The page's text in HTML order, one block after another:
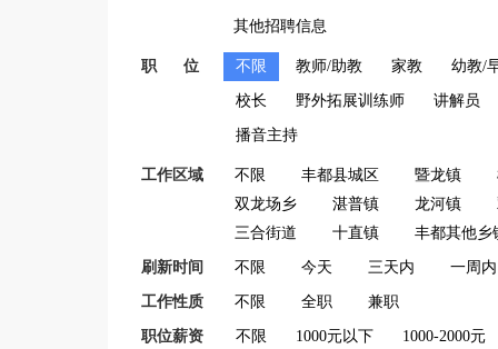
其他招聘信息
职 位 不限 教师/助教 家教 幼教/
校长 野外拓展训练师 讲解员
播音主持
工作区域 不限 丰都县城区 暨龙镇
双龙场乡
湛普镇 龙河镇
三合街道
十直镇 丰都其他乡
刷新时间 不限 今天 三天内 一周内
工作性质 不限 全职 兼职
职位薪资 不限 1000元以下 1000-2000元